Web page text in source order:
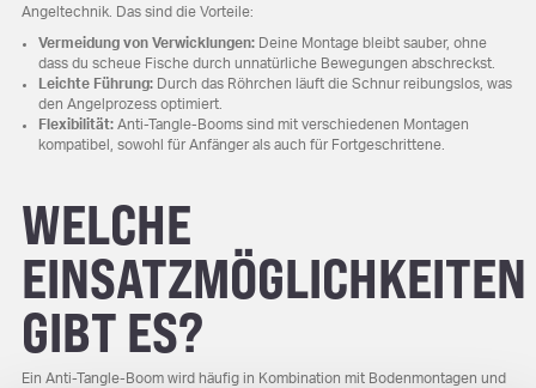
Angeltechnik. Das sind die Vorteile:
Vermeidung von Verwicklungen:Deine Montage bleibt sauber, ohne
dass du scheue Fische durch unnatürliche Bewegungen abschreckst.
Leichte Führung:Durch das Röhrchen läuft die Schnur reibungslos, was
den Angelprozess optimiert.
Flexibilität:Anti-Tangle-Booms sind mit verschiedenen Montagen
kompatibel, sowohl für Anfänger als auch für Fortgeschrittene.
WELCHE
EINSATZMÖGLICHKEITEN
GIBT ES?
Ein Anti-Tangle-Boom wird häufig in Kombination mit Bodenmontagen und